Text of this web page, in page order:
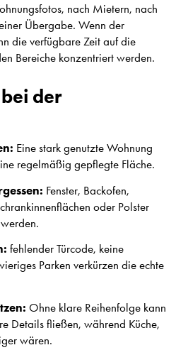
nach Mietern, nach
Übergabe. Wenn der
die verfügbare Zeit auf die
Bereiche konzentriert werden.
der
Eine stark genutzte Wohnung
regelmäßig gepflegte Fläche.
Fenster, Backofen,
oder Polster
fehlender Türcode, keine
Parken verkürzen die echte
Ohne klare Reihenfolge kann
Details fließen, während Küche,
wären.